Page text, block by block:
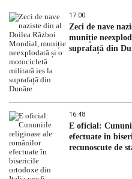
17:00
Zeci de nave
muniție
suprafață din
16:48
E oficial:
efectuate în
recunoscute de